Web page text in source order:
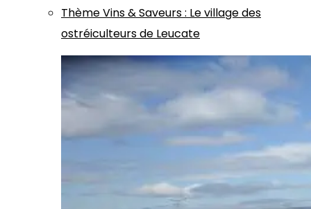
ThèmeVins & Saveurs: Le village des
ostréiculteurs de Leucate